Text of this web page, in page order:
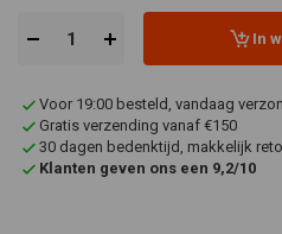
In
Voor 19:00 besteld, vandaag
Gratis verzending vanaf €150
30 dagen bedenktijd, makkelijk
Klanten geven ons een 9,2/10